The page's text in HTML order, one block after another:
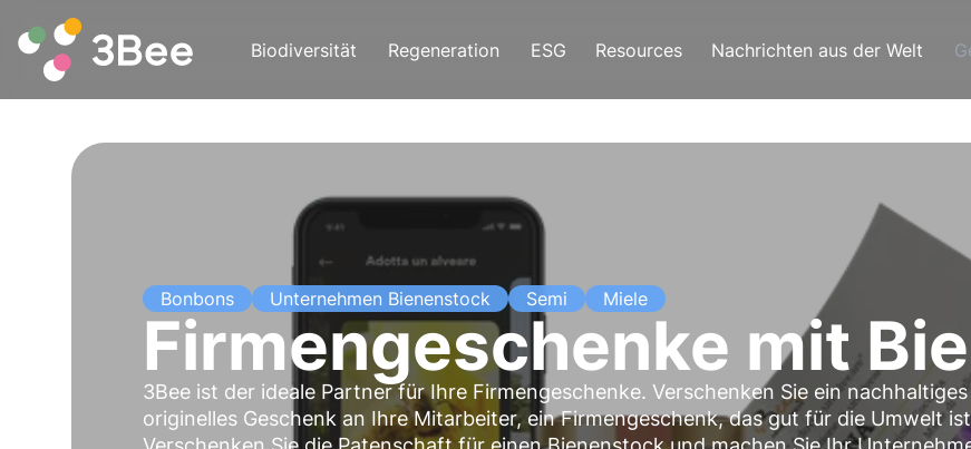
Biodiversität Regeneration ESG Resources Nachrichten aus der Welt
Bonbons Unternehmen Bienenstock Semi Miele
Firmengeschenke mit
3Bee ist der ideale Partner für Ihre Firmengeschenke. Verschenken Sie ein
originelles Geschenk an Ihre Mitarbeiter, ein Firmengeschenk, das gut für die Umwelt